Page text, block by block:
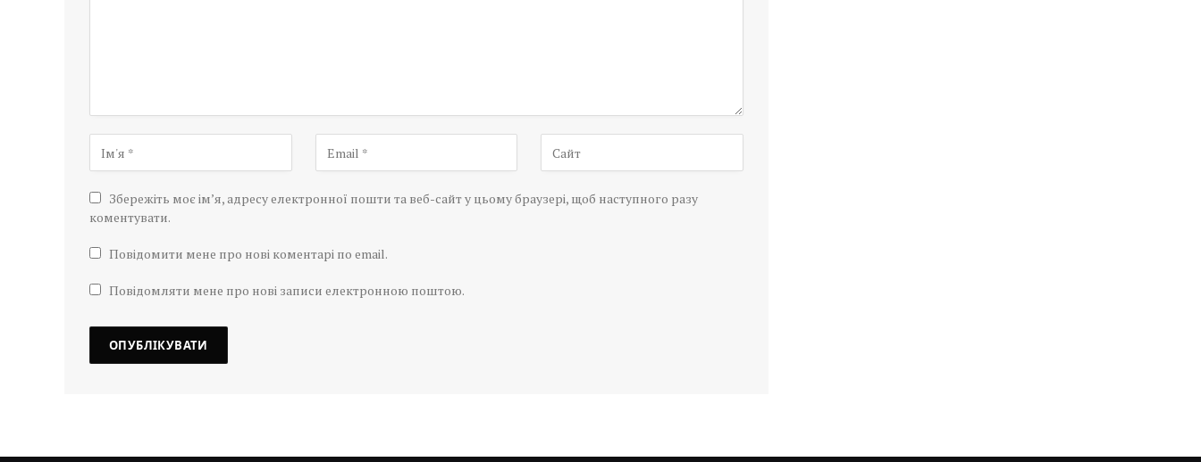
Збережіть моє ім’я, адресу електронної пошти та веб-сайт у цьому браузері, щоб наступного разу
коментувати.
Повідомити мене про нові коментарі по email.
Повідомляти мене про нові записи електронною поштою.